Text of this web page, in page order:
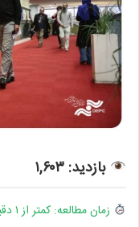
بازدید: ۱,۶۰۳
زمان مطالعه: کمتر از ۱ دقیقه